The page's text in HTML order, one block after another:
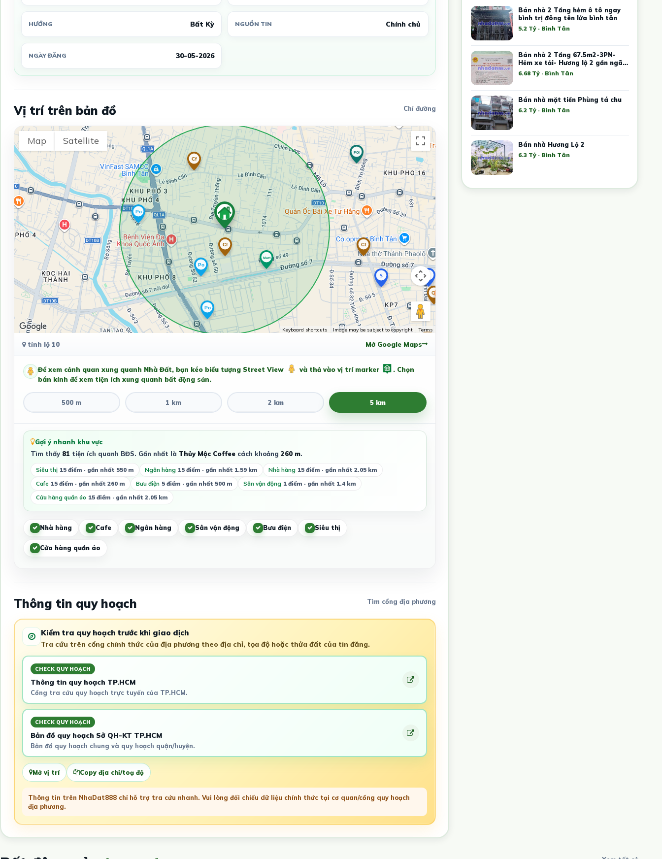
HƯỚNG Bất Kỳ NGUỒN TIN Chính chủ
NGÀY ĐĂNG 30-05-2026
Vị trí trên bản đồ Chỉ đường
Map Satellite
Keyboard shortcuts Image may be subject to copyright Terms
tỉnh lộ 10 Mở Google Maps
Để xem cảnh quan xung quanh Nhà Đất, bạn kéo biểu tượng Street View và thả vào vị trí marker
. Chọn
bán kính để xem tiện ích xung quanh bất động sản.
500 m 1 km 2 km 5 km
Gợi ý nhanh khu vực
Tìm thấy 81 tiện ích quanh BĐS. Gần nhất là Thủy Mộc Coffeecách khoảng 260 m.
Siêu thị 15 điểm · gần nhất 550 m Ngân hàng 15 điểm · gần nhất 1.59 km Nhà hàng 15 điểm · gần nhất 2.05 km
Cafe 15 điểm · gần nhất 260 m Bưu điện 5 điểm · gần nhất 500 m Sân vận động 1 điểm · gần nhất 1.4 km
Cửa hàng quần áo 15 điểm · gần nhất 2.05 km
Nhà hàng Cafe Ngân hàng Sân vận động Bưu điện Siêu thị
Cửa hàng quần áo
Thông tin quy hoạch Tìm cổng địa phương
Kiểm tra quy hoạch trước khi giao dịch
Tra cứu trên cổng chính thức của địa phương theo địa chỉ, tọa độ hoặc thửa đất của tin đăng.
CHECK QUY HOẠCH
Thông tin quy hoạch TP.HCM
Cổng tra cứu quy hoạch trực tuyến của TP.HCM.
CHECK QUY HOẠCH
Bản đồ quy hoạch Sở QH-KT TP.HCM
Bản đồ quy hoạch chung và quy hoạch quận/huyện.
Mở vị trí Copy địa chỉ/toạ độ
Thông tin trên NhaDat888 chỉ hỗ trợ tra cứu nhanh. Vui lòng đối chiếu dữ liệu chính thức tại cơ quan/cổng quy hoạch
địa phương.
Bán nhà 2 Tầng hẻm ô tô ngay
bình trị đông tên lửa bình tân
5.2 Tỷ · Bình Tân
Bán nhà 2 Tầng 67.5m2-3PN-
Hẻm xe tải- Hương lộ 2 gần ngã 4
xã
6.68 Tỷ · Bình Tân
Bán nhà mặt tiền Phùng tá chu
6.2 Tỷ · Bình Tân
Bán nhà Hương Lộ 2
6.3 Tỷ · Bình Tân